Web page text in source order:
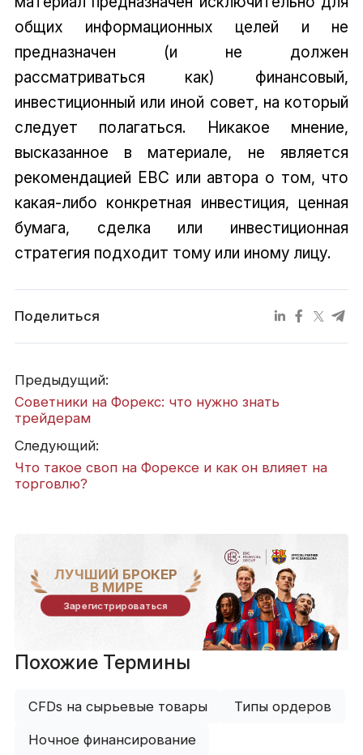
общих информационных целей и не
предназначен (и не должен
рассматриваться как) финансовый,
инвестиционный или иной совет, на который
следует полагаться. Никакое мнение,
высказанное в материале, не является
рекомендацией EBC или автора о том, что
какая-либо конкретная инвестиция, ценная
бумага, сделка или инвестиционная
стратегия подходит тому или иному лицу.
Поделиться
Предыдущий:
Советники на Форекс: что нужно знать
трейдерам
Следующий:
Что такое своп на Форексе и как он влияет на
торговлю?
ЛУЧШИЙ БРОКЕР
В МИРЕ
Зарегистрироваться
Похожие Термины
CFDs на сырьевые товары Типы ордеров
Ночное финансирование